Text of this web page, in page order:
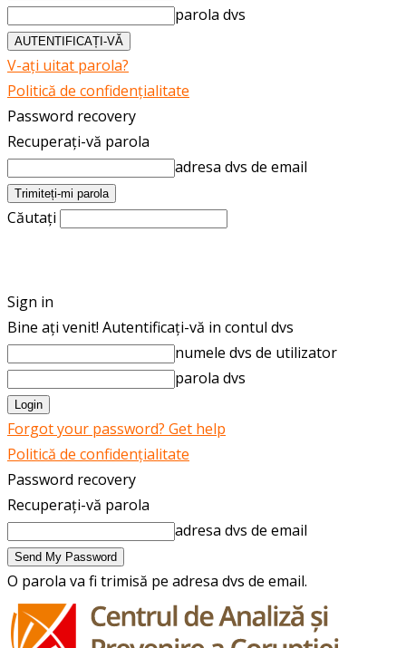
parola dvs
V-ați uitat parola?
Politică de confidențialitate
Password recovery
Recuperați-vă parola
adresa dvs de email
Căutați
Sign in
Bine ați venit! Autentificați-vă in contul dvs
numele dvs de utilizator
parola dvs
Forgot your password? Get help
Politică de confidențialitate
Password recovery
Recuperați-vă parola
adresa dvs de email
O parola va fi trimisă pe adresa dvs de email.